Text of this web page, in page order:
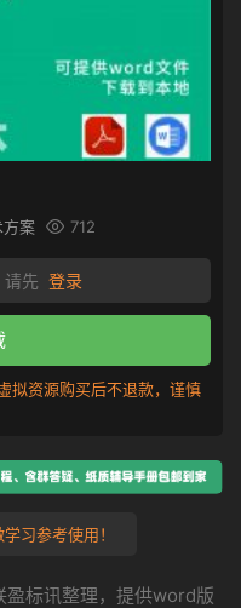
方案 712
请先 登录
拟资源购买后不退款，谨慎
习参考使用！
标讯整理，提供word版